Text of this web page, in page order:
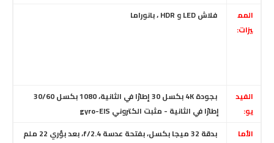
المم
يزات:
فلاش LED و HDR ، بانوراما
الفيد
يو:
بجودة 4K بكسل 30 إطارًا في الثانية، 1080 بكسل 30/60
إطارًا في الثانية - مثبت الكتروني gyro-EIS
الأما
بدقة 32 ميجا بكسل، بفتحة عدسة f/2.4، بعد بؤري 22 ملم